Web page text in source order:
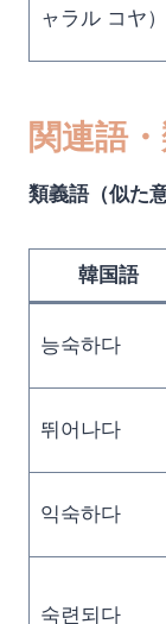
ャラル コヤ）
関連語
類義語（似た
韓国語
능숙하다
뛰어나다
익숙하다
숙련되다